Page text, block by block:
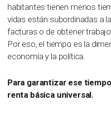
habitantes tienen menos
vidas están subordinadas a
facturas o de obtener
Por eso, el tiempo es la
economía y la política.
Para garantizar ese
renta básica universal.